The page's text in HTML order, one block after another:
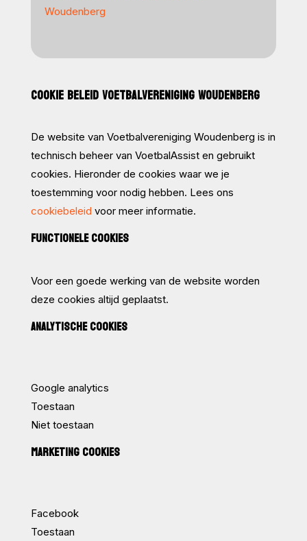
Woudenberg
COOKIE BELEID VOETBALVERENIGING WOUDENBERG
De website van Voetbalvereniging Woudenberg is in
technisch beheer van VoetbalAssist en gebruikt
cookies. Hieronder de cookies waar we je
toestemming voor nodig hebben. Lees ons
cookiebeleid voor meer informatie.
FUNCTIONELE COOKIES
Voor een goede werking van de website worden
deze cookies altijd geplaatst.
ANALYTISCHE COOKIES
Google analytics
Toestaan
Niet toestaan
MARKETING COOKIES
Facebook
Toestaan